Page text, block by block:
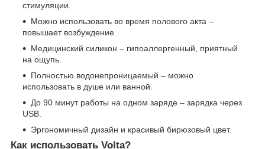
стимуляции.
Можно использовать во время полового акта –
повышает возбуждение.
Медицинский силикон – гипоаллергенный, приятный
на ощупь.
Полностью водонепроницаемый – можно
использовать в душе или ванной.
До 90 минут работы на одном заряде – зарядка через
USB.
Эргономичный дизайн и красивый бирюзовый цвет.
Как использовать Volta?